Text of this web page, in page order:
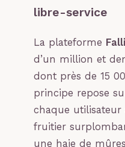
libre-service
La plateforme
d’un million et
dont près de 15
principe repose
chaque
fruitier
une haie de